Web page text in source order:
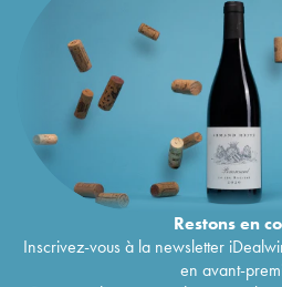
Restons en
Inscrivez-vous à la newsletter
en avant-